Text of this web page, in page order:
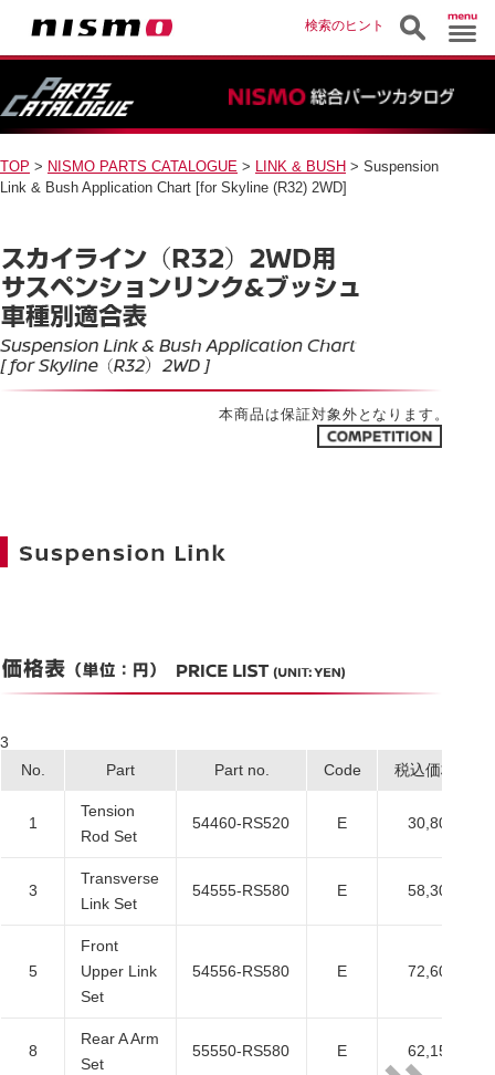
検索のヒント
TOP > NISMO PARTS CATALOGUE > LINK & BUSH > Suspension
Link & Bush Application Chart [for Skyline (R32) 2WD]
本商品は保証対象外となります。
3
No.
Part Part no. Code 税込価格
1
Tension
Rod Set
54460-RS520 E 30,800
3
Transverse
Link Set
54555-RS580 E 58,300
5
Front
Upper Link
Set
54556-RS580 E 72,600
8
Rear A Arm
Set
55550-RS580 E 62,150